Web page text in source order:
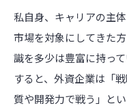
私自身、キャリアの主
市場を対象にしてきた
識を多少は豊富に持っ
すると、外資企業は「
質や開発力で戦う」と